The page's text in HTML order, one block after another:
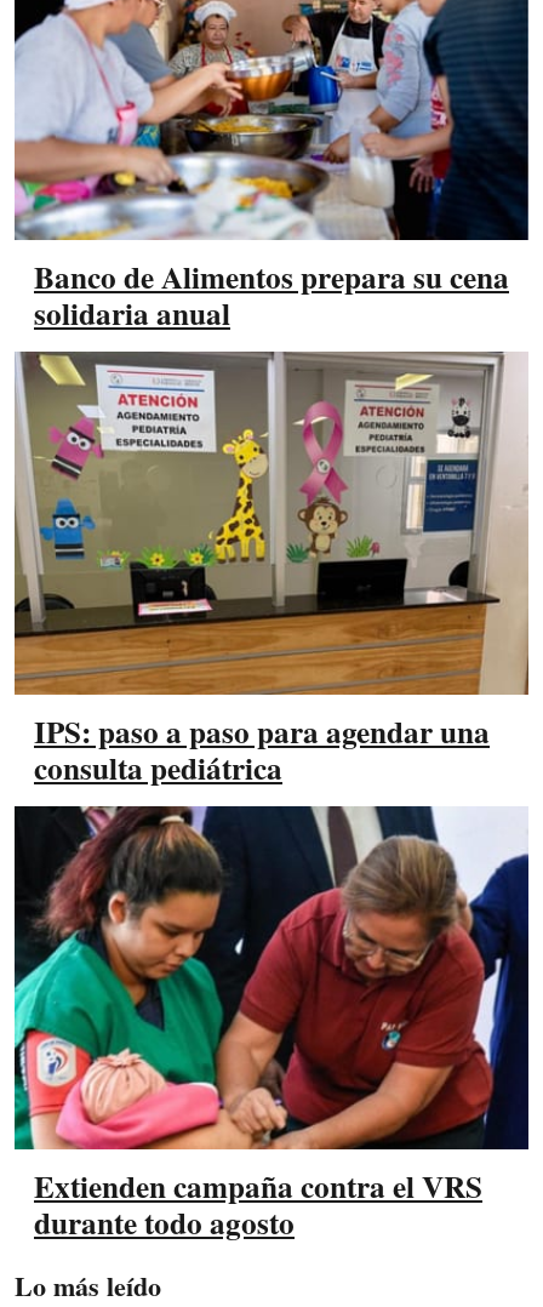
Banco de Alimentos prepara su cena
solidaria anual
IPS: paso a paso para agendar una
consulta pediátrica
Extienden campaña contra el VRS
durante todo agosto
Lo más leído